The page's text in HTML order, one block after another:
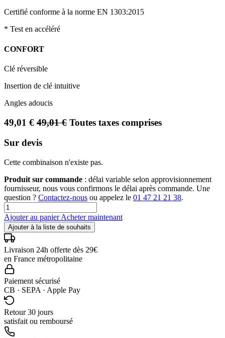
Certifié conforme à la norme EN 1303:2015
* Test en accéléré
CONFORT
Clé réversible
Insertion de clé intuitive
Angles adoucis
49,01 € 49,01€ Toutes taxes comprises
Sur devis
Cette combinaison n'existe pas.
Produit sur commande : délai variable selon approvisionnement
fournisseur, nous vous confirmons le délai après commande. Une
question ? Contactez-nous ou appelez le 01 47 21 21 38.
Ajouter au panierAcheter maintenant
Ajouter à la liste de souhaits
Livraison 24h offerte dès 29€
en France métropolitaine
Paiement sécurisé
CB · SEPA · Apple Pay
Retour 30 jours
satisfait ou remboursé